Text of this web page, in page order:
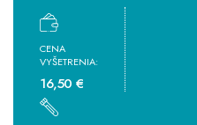
CENA
VYŠETRENIA:
16,50 €